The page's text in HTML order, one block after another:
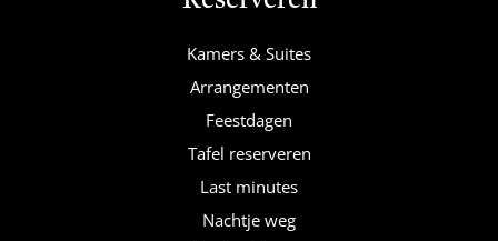
Kamers & Suites
Arrangementen
Feestdagen
Tafel reserveren
Last minutes
Nachtje weg